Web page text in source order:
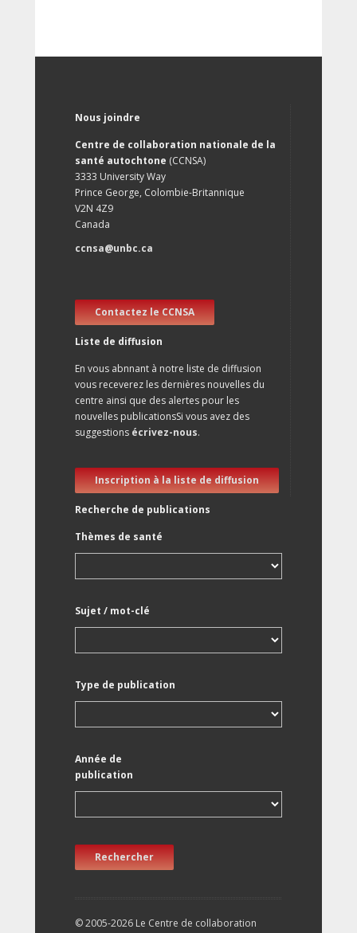
Nous joindre
Centre de collaboration nationale de la
santé autochtone (CCNSA)
3333 University Way
Prince George, Colombie-Britannique
V2N 4Z9
Canada
ccnsa@unbc.ca
Contactez le CCNSA
Liste de diffusion
En vous abnnant à notre liste de diffusion
vous receverez les dernières nouvelles du
centre ainsi que des alertes pour les
nouvelles publicationsSi vous avez des
suggestions écrivez-nous.
Inscription à la liste de diffusion
Recherche de publications
Thèmes de santé
Sujet / mot-clé
Type de publication
Année de
publication
Rechercher
© 2005-2026 Le Centre de collaboration